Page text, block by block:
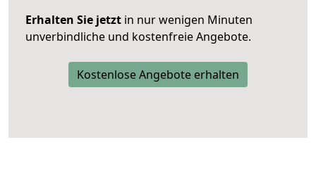
Erhalten Sie jetzt in nur wenigen Minuten
unverbindliche und kostenfreie Angebote.
Kostenlose Angebote erhalten